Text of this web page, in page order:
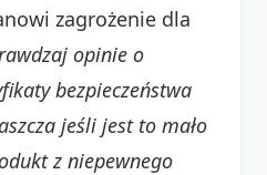
zagrożenie dla
opinie o
bezpieczeństwa
jeśli jest to mało
z niepewnego